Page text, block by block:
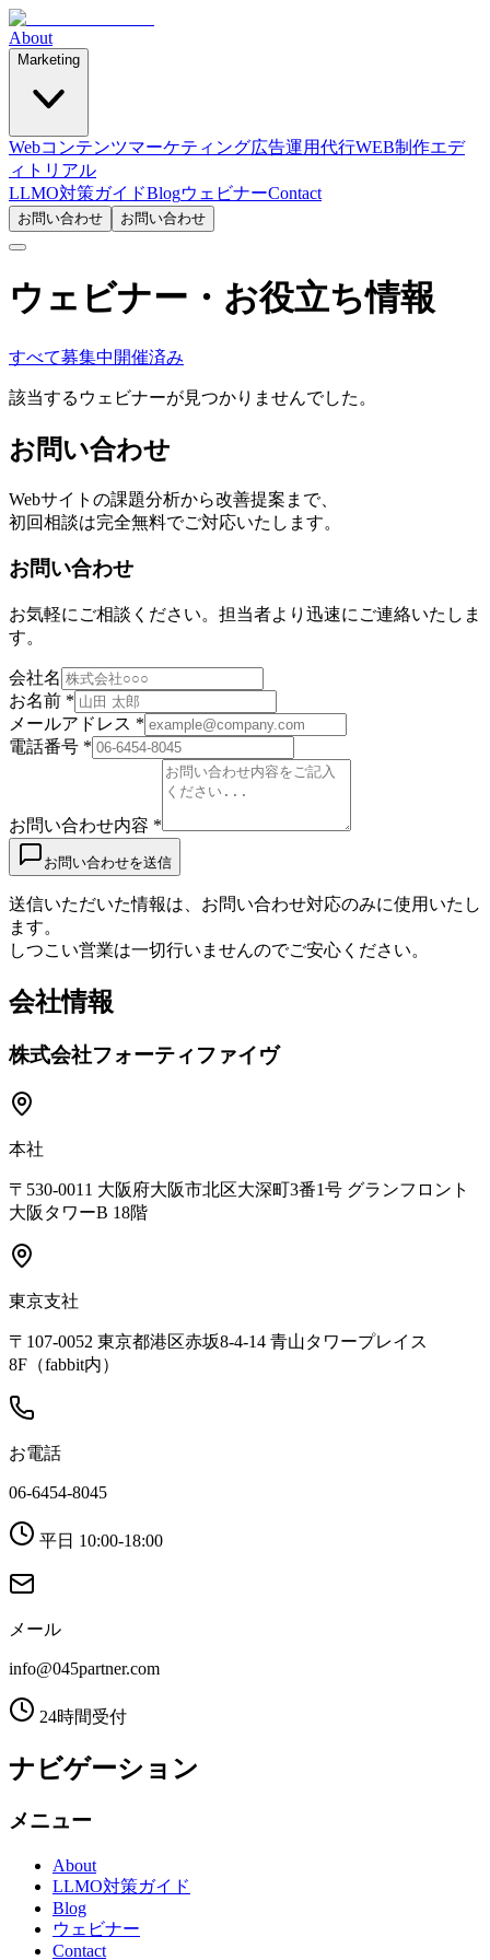
About
Marketing
Webコンテンツマーケティング広告運用代行WEB制作エデ
ィトリアル
LLMO対策ガイドBlogウェビナーContact
お問い合わせ お問い合わせ
ウェビナー・お役立ち情報
すべて募集中 開催済み
該当するウェビナーが見つかりませんでした。
お問い合わせ
Webサイトの課題分析から改善提案まで、
初回相談は完全無料でご対応いたします。
お問い合わせ
お気軽にご相談ください。担当者より迅速にご連絡いたしま
す。
会社名
お名前 *
メールアドレス *
電話番号 *
お問い合わせ内容 *
お問い合わせを送信
送信いただいた情報は、お問い合わせ対応のみに使用いたし
ます。
しつこい営業は一切行いませんのでご安心ください。
会社情報
株式会社フォーティファイヴ
本社
〒530-0011 大阪府大阪市北区大深町3番1号 グランフロント
大阪タワーB 18階
東京支社
〒107-0052 東京都港区赤坂8-4-14 青山タワープレイス
8F（fabbit内）
お電話
06-6454-8045
平日 10:00-18:00
メール
info@045partner.com
24時間受付
ナビゲーション
メニュー
About
LLMO対策ガイド
Blog
ウェビナー
Contact